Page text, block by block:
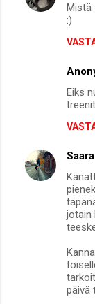
Mistä
:)
Eiks
Saara
jotain
päivä